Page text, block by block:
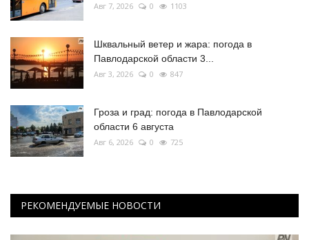
Авг 7, 2026 0 1103
Шквальный ветер и жара: погода в
Павлодарской области 3...
Авг 3, 2026 0 847
Гроза и град: погода в Павлодарской
области 6 августа
Авг 6, 2026 0 725
РЕКОМЕНДУЕМЫЕ НОВОСТИ